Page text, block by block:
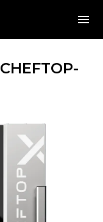
CHEFTOP-